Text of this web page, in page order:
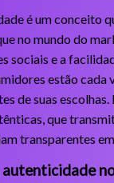
é um conceito
no mundo do
sociais e a
estão cada
de suas escolhas.
que
transparentes